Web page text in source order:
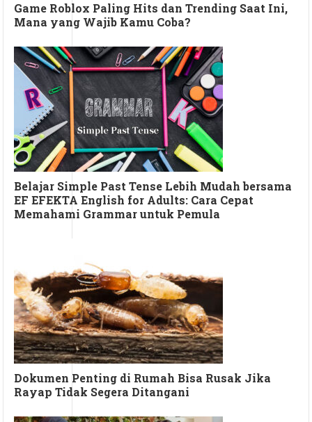
Game Roblox Paling Hits dan Trending Saat Ini,
Mana yang Wajib Kamu Coba?
Belajar Simple Past Tense Lebih Mudah bersama
EF EFEKTA English for Adults: Cara Cepat
Memahami Grammar untuk Pemula
Dokumen Penting di Rumah Bisa Rusak Jika
Rayap Tidak Segera Ditangani